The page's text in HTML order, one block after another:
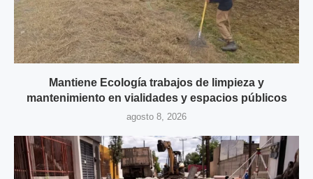
Mantiene Ecología trabajos de limpieza y
mantenimiento en vialidades y espacios públicos
agosto 8, 2026